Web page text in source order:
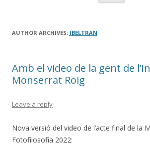
content
AUTHOR ARCHIVES: JBELTRAN
Amb el video de la gent de
Monserrat Roig
Leave a reply
Nova versió del video de l’acte final de la
Fotofilosofia 2022: